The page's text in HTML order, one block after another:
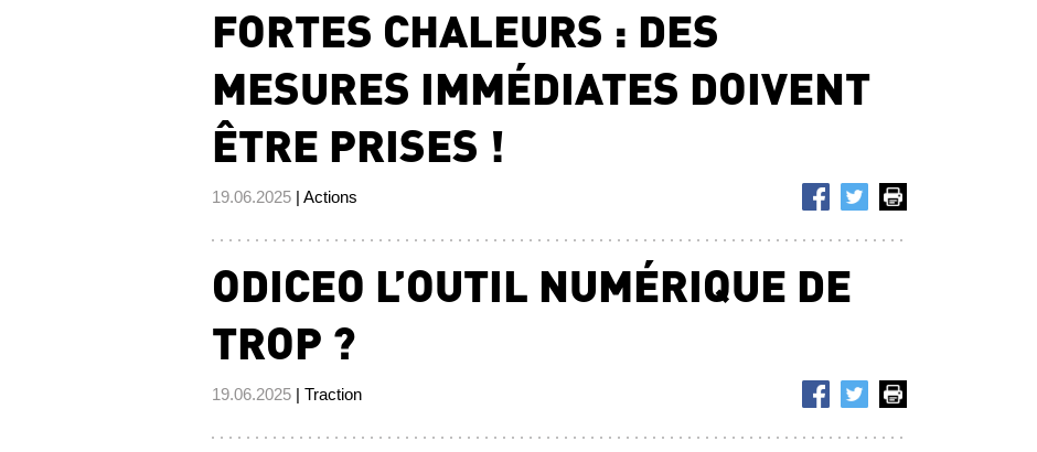
FORTES CHALEURS : DES
MESURES IMMÉDIATES DOIVENT
ÊTRE PRISES !
19.06.2025 | Actions
ODICEO L’OUTIL NUMÉRIQUE DE
TROP ?
19.06.2025 | Traction